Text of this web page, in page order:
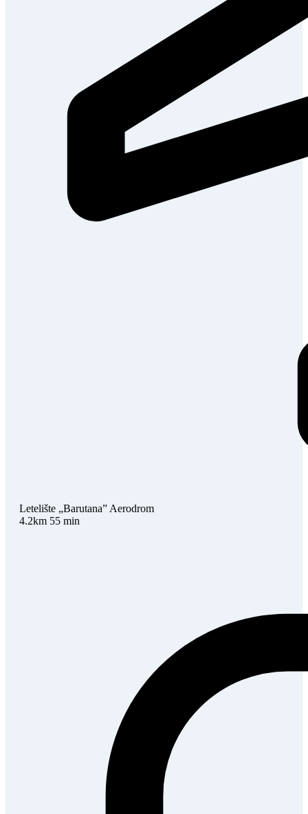
Letelište „Barutana” Aerodrom
4.2km 55 min